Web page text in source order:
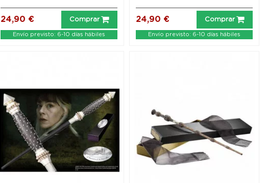
24,90 € Comprar
Envío previsto: 6-10 días hábiles
24,90 € Comprar
Envío previsto: 6-10 días hábiles